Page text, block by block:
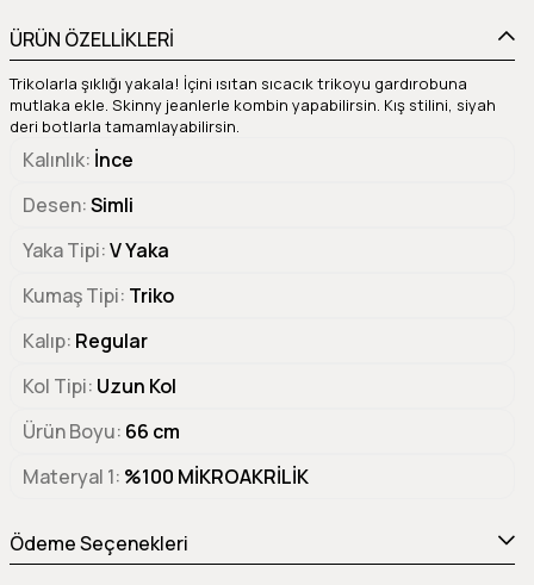
ÜRÜN ÖZELLİKLERİ
Trikolarla şıklığı yakala! İçini ısıtan sıcacık trikoyu gardırobuna
mutlaka ekle. Skinny jeanlerle kombin yapabilirsin. Kış stilini, siyah
deri botlarla tamamlayabilirsin.
Kalınlık İnce
Desen Simli
Yaka Tipi V Yaka
Kumaş Tipi Triko
Kalıp Regular
Kol Tipi Uzun Kol
Ürün Boyu 66 cm
Materyal 1 %100 MİKROAKRİLİK
Ödeme Seçenekleri